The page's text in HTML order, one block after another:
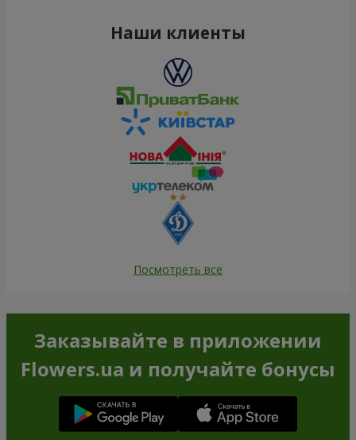
Наши клиенты
Посмотреть все
Заказывайте в приложении
Flowers.ua и получайте бонусы